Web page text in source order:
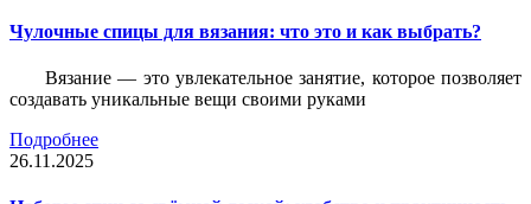
Чулочные спицы для вязания: что это и как выбрать?
Вязание — это увлекательное занятие, которое позволяет
создавать уникальные вещи своими руками
Подробнее
26.11.2025